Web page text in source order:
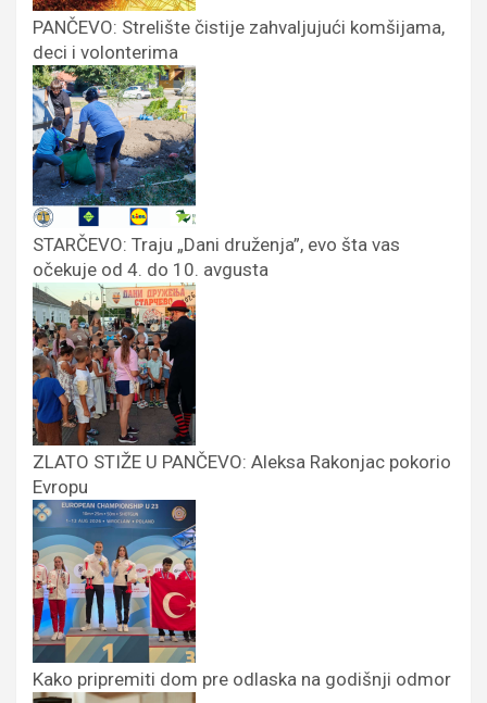
PANČEVO: Strelište čistije zahvaljujući komšijama,
deci i volonterima
STARČEVO: Traju „Dani druženja”, evo šta vas
očekuje od 4. do 10. avgusta
ZLATO STIŽE U PANČEVO: Aleksa Rakonjac pokorio
Evropu
Kako pripremiti dom pre odlaska na godišnji odmor